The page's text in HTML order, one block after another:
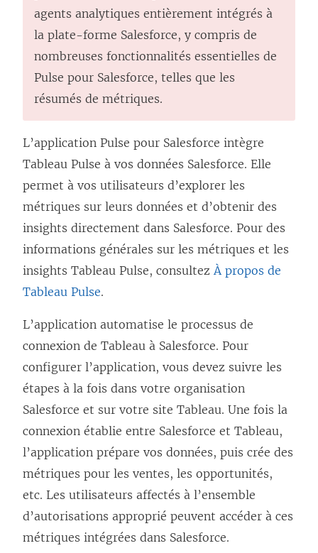
e
l
i
e
s
’
o
u
v
r
e
d
s
u
n
e
n
o
u
v
e
l
l
agents analytiques entièrement intégrés à
la plate-forme Salesforce, y compris de
nombreuses fonctionnalités essentielles de
Pulse pour Salesforce, telles que les
résumés de métriques.
L’application Pulse pour Salesforce intègre
Tableau Pulse à vos données Salesforce. Elle
permet à vos utilisateurs d’explorer les
métriques sur leurs données et d’obtenir des
insights directement dans Salesforce. Pour des
informations générales sur les métriques et les
insights Tableau Pulse, consultez À propos de
Tableau Pulse.
L’application automatise le processus de
connexion de Tableau à Salesforce. Pour
configurer l’application, vous devez suivre les
étapes à la fois dans votre organisation
Salesforce et sur votre site Tableau. Une fois la
connexion établie entre Salesforce et Tableau,
l’application prépare vos données, puis crée des
métriques pour les ventes, les opportunités,
etc. Les utilisateurs affectés à l’ensemble
d’autorisations approprié peuvent accéder à ces
métriques intégrées dans Salesforce.